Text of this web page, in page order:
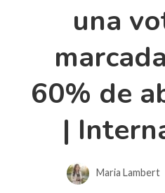
una
60% de
|
Maria Lambert